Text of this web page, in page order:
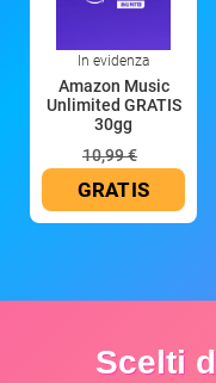
In evidenza
Amazon Music
Unlimited GRATIS
30gg
10,99 €
GRATIS
Scelti